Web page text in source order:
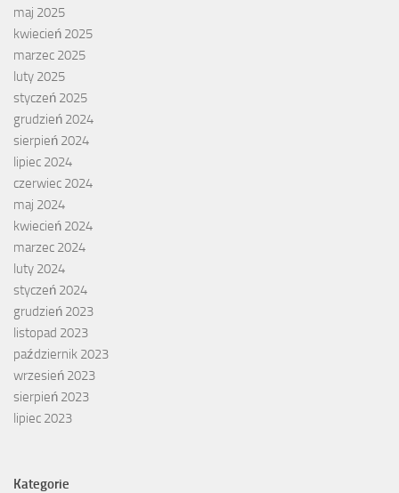
maj 2025
kwiecień 2025
marzec 2025
luty 2025
styczeń 2025
grudzień 2024
sierpień 2024
lipiec 2024
czerwiec 2024
maj 2024
kwiecień 2024
marzec 2024
luty 2024
styczeń 2024
grudzień 2023
listopad 2023
październik 2023
wrzesień 2023
sierpień 2023
lipiec 2023
Kategorie